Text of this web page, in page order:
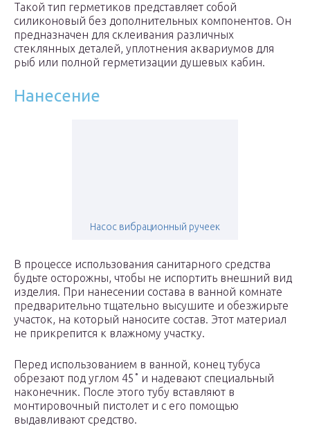
Такой тип герметиков представляет собой
силиконовый без дополнительных компонентов. Он
предназначен для склеивания различных
стеклянных деталей, уплотнения аквариумов для
рыб или полной герметизации душевых кабин.
Нанесение
Насос вибрационный ручеек
В процессе использования санитарного средства
будьте осторожны, чтобы не испортить внешний вид
изделия. При нанесении состава в ванной комнате
предварительно тщательно высушите и обезжирьте
участок, на который наносите состав. Этот материал
не прикрепится к влажному участку.
Перед использованием в ванной, конец тубуса
обрезают под углом 45˚ и надевают специальный
наконечник. После этого тубу вставляют в
монтировочный пистолет и с его помощью
выдавливают средство.